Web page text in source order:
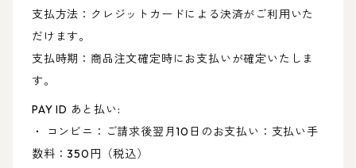
支払方法：クレジットカードによる決済がご利用いた
だけます。
支払時期：商品注文確定時にお支払いが確定いたしま
す。
PAY ID あと払い:
・ コンビニ：ご請求後翌月10日のお支払い：支払い手
数料：350円（税込）